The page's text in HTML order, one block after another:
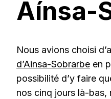
Aínsa-
Nous avions choisi
d’Ainsa-Sobrarbe en
possibilité d’y faire
nos cinq jours là-